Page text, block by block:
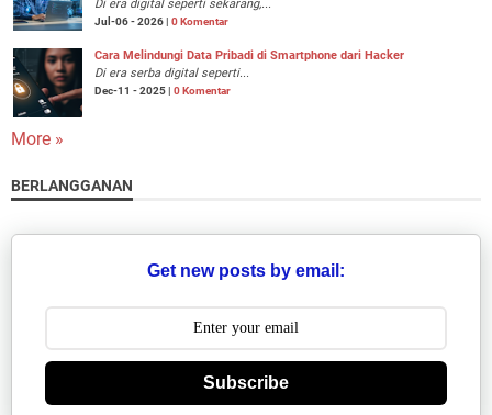
Di era digital seperti sekarang,...
Jul-06 - 2026 | 0 Komentar
Cara Melindungi Data Pribadi di Smartphone dari Hacker
Di era serba digital seperti...
Dec-11 - 2025 | 0 Komentar
More »
BERLANGGANAN
Get new posts by email:
Subscribe